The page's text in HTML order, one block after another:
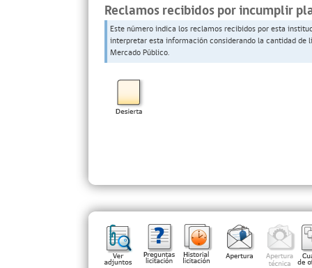
Reclamos recibidos por incumplir
Este número indica los reclamos recibidos por esta
interpretar esta información considerando la cantidad
Mercado Público.